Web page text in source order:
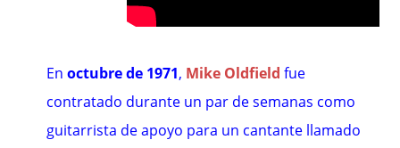
Enoctubre de 1971, Mike Oldfield fue
contratado durante un par de semanas como
guitarrista de apoyo para un cantante llamado